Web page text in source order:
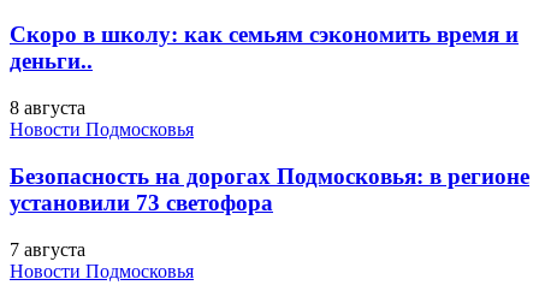
Скоро в школу: как семьям сэкономить время и
деньги..
8 августа
Новости Подмосковья
Безопасность на дорогах Подмосковья: в регионе
установили 73 светофора
7 августа
Новости Подмосковья